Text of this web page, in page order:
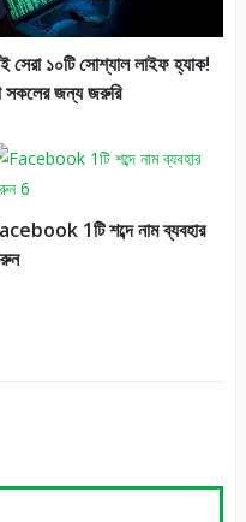
সেরা ১০টি সোশ্যাল লাইফ হ্যাক!
সকলের জন্য জরুরি
1টি শব্দে নাম ব্যবহার